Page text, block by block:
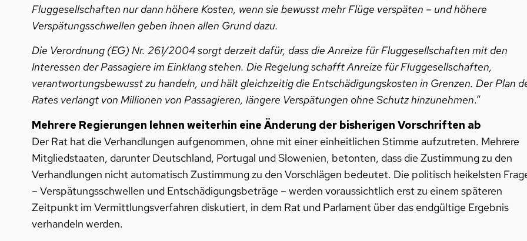
Fluggesellschaften nur dann höhere Kosten, wenn sie bewusst mehr Flüge verspäten – und höhere
Verspätungsschwellen geben ihnen allen Grund dazu.
Die Verordnung (EG) Nr. 261/2004 sorgt derzeit dafür, dass die Anreize für Fluggesellschaften mit den
Interessen der Passagiere im Einklang stehen. Die Regelung schafft Anreize für Fluggesellschaften,
verantwortungsbewusst zu handeln, und hält gleichzeitig die Entschädigungskosten in Grenzen. Der Plan
Rates verlangt von Millionen von Passagieren, längere Verspätungen ohne Schutz hinzunehmen.“
Mehrere Regierungen lehnen weiterhin eine Änderung der bisherigen Vorschriften ab
Der Rat hat die Verhandlungen aufgenommen, ohne mit einer einheitlichen Stimme aufzutreten. Mehrere
Mitgliedstaaten, darunter Deutschland, Portugal und Slowenien, betonten, dass die Zustimmung zu den
Verhandlungen nicht automatisch Zustimmung zu den Vorschlägen bedeutet. Die politisch heikelsten
– Verspätungsschwellen und Entschädigungsbeträge – werden voraussichtlich erst zu einem späteren
Zeitpunkt im Vermittlungsverfahren diskutiert, in dem Rat und Parlament über das endgültige Ergebnis
verhandeln werden.